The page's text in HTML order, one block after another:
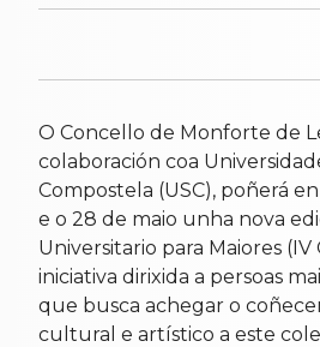
O Concello de Monforte de
colaboración coa
Compostela (USC), poñerá
e o 28 de maio unha nova
Universitario para Maiores (IV
iniciativa dirixida a persoas
que busca achegar o
cultural e artístico a este